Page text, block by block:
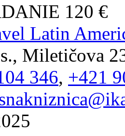
120 €
Latin
Miletičova
346, +421